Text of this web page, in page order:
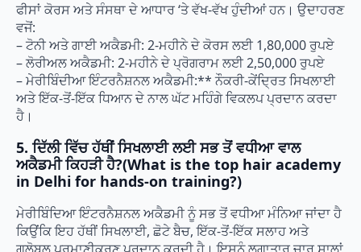
ਫੀਸਾਂ ਕੋਰਸ ਅਤੇ ਸੰਸਥਾ ਦੇ ਆਧਾਰ ‘ਤੇ ਵੱਖ-ਵੱਖ ਹੁੰਦੀਆਂ ਹਨ। ਉਦਾਹਰਣ
ਵਜੋਂ:
– ਟੋਨੀ ਅਤੇ ਗਾਈ ਅਕੈਡਮੀ: 2-ਮਹੀਨੇ ਦੇ ਕੋਰਸ ਲਈ 1,80,000 ਰੁਪਏ
– ਲੋਰੀਅਲ ਅਕੈਡਮੀ: 2-ਮਹੀਨੇ ਦੇ ਪ੍ਰੋਗਰਾਮ ਲਈ 2,50,000 ਰੁਪਏ
– ਮੇਰੀਬਿੰਦੀਆ ਇੰਟਰਨੈਸ਼ਨਲ ਅਕੈਡਮੀ:** ਨੌਕਰੀ-ਕੇਂਦ੍ਰਿਤ ਸਿਖਲਾਈ
ਅਤੇ ਇੱਕ-ਤੋਂ-ਇੱਕ ਧਿਆਨ ਦੇ ਨਾਲ ਘੱਟ ਮਹਿੰਗੇ ਵਿਕਲਪ ਪ੍ਰਦਾਨ ਕਰਦਾ
ਹੈ।
5. ਦਿੱਲੀ ਵਿੱਚ ਹੱਥੀਂ ਸਿਖਲਾਈ ਲਈ ਸਭ ਤੋਂ ਵਧੀਆ ਵਾਲ
ਅਕੈਡਮੀ ਕਿਹੜੀ ਹੈ?(What is the top hair academy
in Delhi for hands-on training?)
ਮੇਰੀਬਿੰਦਿਆ ਇੰਟਰਨੈਸ਼ਨਲ ਅਕੈਡਮੀ ਨੂੰ ਸਭ ਤੋਂ ਵਧੀਆ ਮੰਨਿਆ ਜਾਂਦਾ ਹੈ
ਕਿਉਂਕਿ ਇਹ ਹੱਥੀਂ ਸਿਖਲਾਈ, ਛੋਟੇ ਬੈਚ, ਇੱਕ-ਤੋਂ-ਇੱਕ ਸਲਾਹ ਅਤੇ